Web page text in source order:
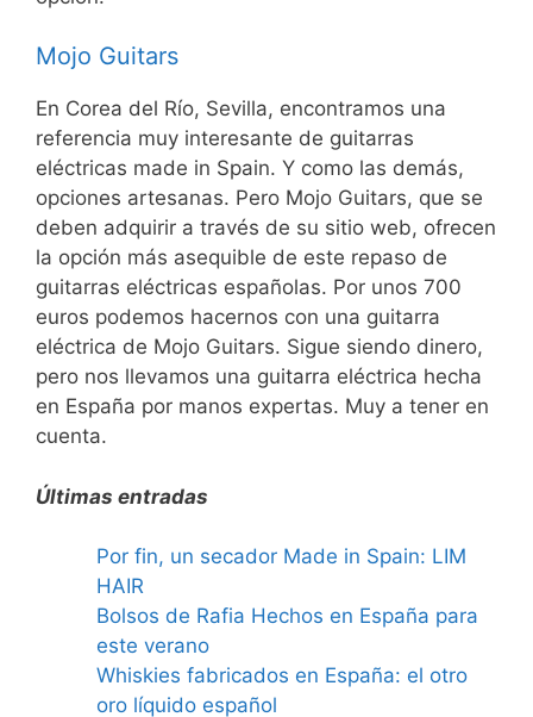
Mojo Guitars
En Corea del Río, Sevilla, encontramos una
referencia muy interesante de guitarras
eléctricas made in Spain. Y como las demás,
opciones artesanas. Pero Mojo Guitars, que se
deben adquirir a través de su sitio web, ofrecen
la opción más asequible de este repaso de
guitarras eléctricas españolas. Por unos 700
euros podemos hacernos con una guitarra
eléctrica de Mojo Guitars. Sigue siendo dinero,
pero nos llevamos una guitarra eléctrica hecha
en España por manos expertas. Muy a tener en
cuenta.
Últimas entradas
Por fin, un secador Made in Spain: LIM
HAIR
Bolsos de Rafia Hechos en España para
este verano
Whiskies fabricados en España: el otro
oro líquido español